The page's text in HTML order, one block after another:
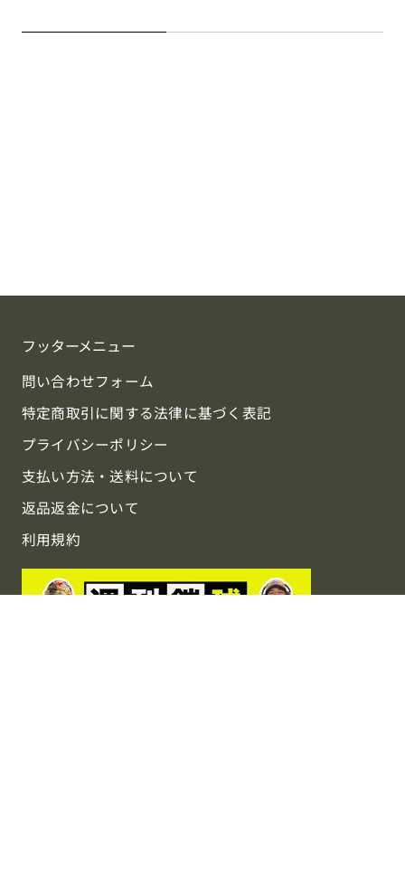
フッターメニュー
問い合わせフォーム
特定商取引に関する法律に基づく表記
プライバシーポリシー
支払い方法・送料について
返品返金について
利用規約